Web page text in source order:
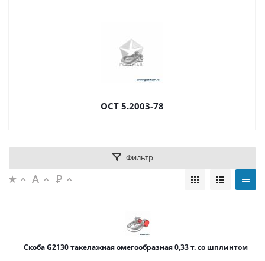
ОСТ 5.2003-78
Фильтр
Cкоба G2130 такелажная омегообразная 0,33 т. со шплинтом